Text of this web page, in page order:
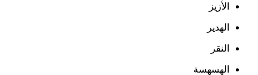
الأزيز
الهدير
النقر
الهسهسة